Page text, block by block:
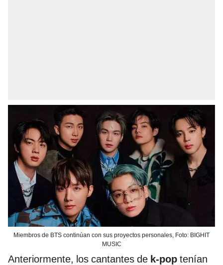
Miembros de BTS continúan con sus proyectos personales, Foto: BIGHIT
MUSIC
Anteriormente, los cantantes de k-pop tenían